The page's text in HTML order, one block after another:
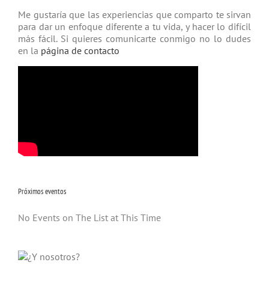
Me gustaría que las experiencias que comparto te sirvan
para dar un enfoque diferente a tu vida, y hacer lo difícil
más fácil. Si quieres comunicarte conmigo no lo dudes
en la página de contacto
Próximos eventos
No Events on The List at This Time